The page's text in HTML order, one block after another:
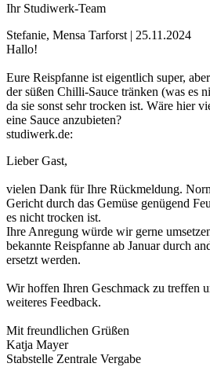
Ihr Studiwerk-Team
Stefanie, Mensa Tarforst | 25.11.2024
Hallo!
Eure Reispfanne ist eigentlich super,
der süßen Chilli-Sauce tränken (was es
da sie sonst sehr trocken ist. Wäre hier
eine Sauce anzubieten?
studiwerk.de:
Lieber Gast,
vielen Dank für Ihre Rückmeldung.
Gericht durch das Gemüse genügend
es nicht trocken ist.
Ihre Anregung würde wir gerne
bekannte Reispfanne ab Januar durch
ersetzt werden.
Wir hoffen Ihren Geschmack zu treffen
weiteres Feedback.
Mit freundlichen Grüßen
Katja Mayer
Stabstelle Zentrale Vergabe